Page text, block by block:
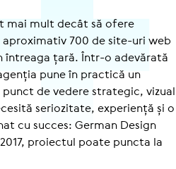
mai mult decât să ofere
700 de site-uri web
întreaga țară. Într-o adevărată
pune în practică un
de vedere strategic, vizual
seriozitate, experiență și o
cu succes: German Design
proiectul poate puncta la